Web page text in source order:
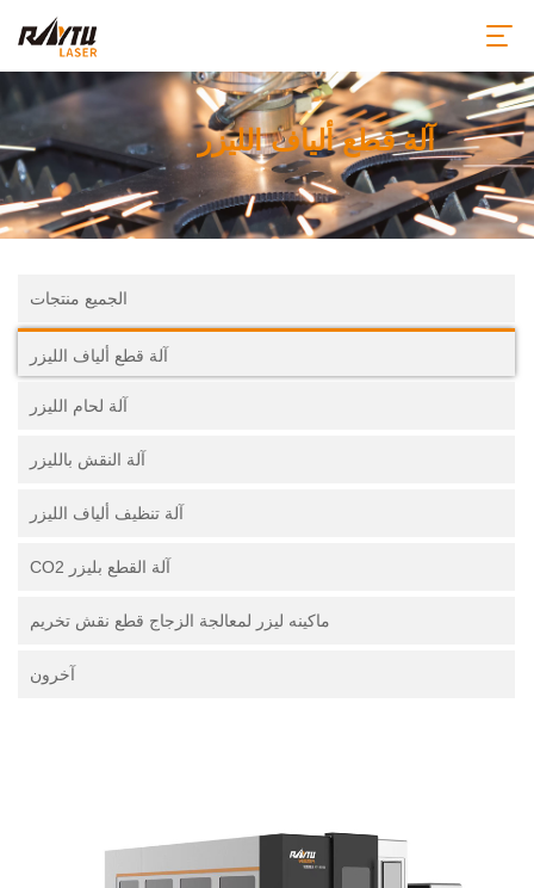
آلة قطع ألياف الليزر
الجميع منتجات
آلة قطع ألياف الليزر
آلة لحام الليزر
آلة النقش بالليزر
آلة تنظيف ألياف الليزر
آلة القطع بليزر CO2
ماكينه ليزر لمعالجة الزجاج قطع نقش تخريم
آخرون